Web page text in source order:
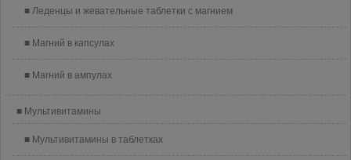
Леденцы и жевательные таблетки с магнием
Магний в капсулах
Магний в ампулах
Мультивитамины
Мультивитамины в таблетках